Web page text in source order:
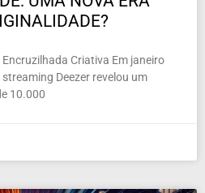
Encruzilhada Criativa Em janeiro
Deezer revelou um
10.000